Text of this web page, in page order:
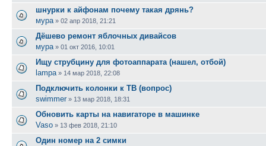
шнурки к айфонам почему такая дрянь?
мура » 02 апр 2018, 21:21
Дёшево ремонт яблочных дивайсов
мура» 01 окт 2016, 10:01
Ищу струбцину для фотоаппарата (нашел, отбой)
lampa» 14 мар 2018, 22:08
Подключить колонки к ТВ (вопрос)
swimmer » 13 мар 2018, 18:31
Обновить карты на навигаторе в машинке
Vaso » 13 фев 2018, 21:10
Один номер на 2 симки